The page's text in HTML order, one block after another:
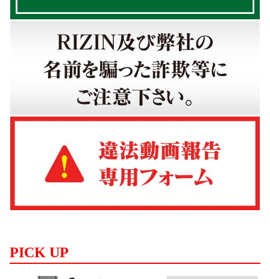
PICK UP